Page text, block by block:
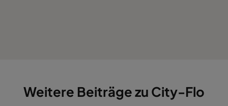
Weitere Beiträge zu City-Flo